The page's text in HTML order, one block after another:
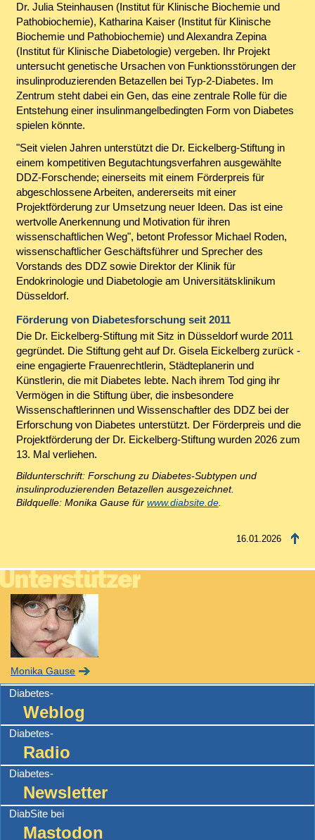
Dr. Julia Steinhausen (Institut für Klinische Biochemie und
Pathobiochemie), Katharina Kaiser (Institut für Klinische
Biochemie und Pathobiochemie) und Alexandra Zepina
(Institut für Klinische Diabetologie) vergeben. Ihr Projekt
untersucht genetische Ursachen von Funktionsstörungen der
insulinproduzierenden Betazellen bei Typ-2-Diabetes. Im
Zentrum steht dabei ein Gen, das eine zentrale Rolle für die
Entstehung einer insulinmangelbedingten Form von Diabetes
spielen könnte.
"Seit vielen Jahren unterstützt die Dr. Eickelberg-Stiftung in
einem kompetitiven Begutachtungsverfahren ausgewählte
DDZ-Forschende; einerseits mit einem Förderpreis für
abgeschlossene Arbeiten, andererseits mit einer
Projektförderung zur Umsetzung neuer Ideen. Das ist eine
wertvolle Anerkennung und Motivation für ihren
wissenschaftlichen Weg", betont Professor Michael Roden,
wissenschaftlicher Geschäftsführer und Sprecher des
Vorstands des DDZ sowie Direktor der Klinik für
Endokrinologie und Diabetologie am Universitätsklinikum
Düsseldorf.
Förderung von Diabetesforschung seit 2011
Die Dr. Eickelberg-Stiftung mit Sitz in Düsseldorf wurde 2011
gegründet. Die Stiftung geht auf Dr. Gisela Eickelberg zurück -
eine engagierte Frauenrechtlerin, Städteplanerin und
Künstlerin, die mit Diabetes lebte. Nach ihrem Tod ging ihr
Vermögen in die Stiftung über, die insbesondere
Wissenschaftlerinnen und Wissenschaftler des DDZ bei der
Erforschung von Diabetes unterstützt. Der Förderpreis und die
Projektförderung der Dr. Eickelberg-Stiftung wurden 2026 zum
13. Mal verliehen.
Bildunterschrift: Forschung zu Diabetes-Subtypen und
insulinproduzierenden Betazellen ausgezeichnet.
Bildquelle: Monika Gause für www.diabsite.de.
16.01.2026
Monika Gause
Diabetes-
Weblog
Diabetes-
Radio
Diabetes-
Newsletter
DiabSite bei
Mastodon